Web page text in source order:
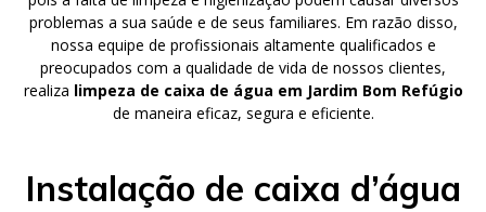
problemas a sua saúde e de seus familiares. Em razão disso,
nossa equipe de profissionais altamente qualificados e
preocupados com a qualidade de vida de nossos clientes,
realiza limpeza de caixa de água em Jardim Bom Refúgio
de maneira eficaz, segura e eficiente.
Instalação de caixa d’água